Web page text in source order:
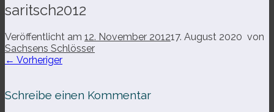
saritsch2012
Veröffentlicht am 12. November 201217. August 2020 von
Sachsens Schlösser
← Vorheriger
Schreibe einen Kommentar